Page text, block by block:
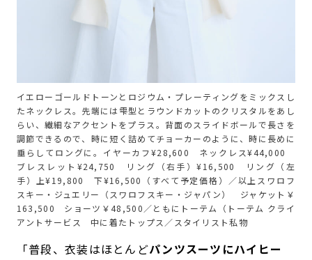
イエローゴールドトーンとロジウム・プレーティングをミックスし
たネックレス。先端には雫型とラウンドカットのクリスタルをあし
らい、繊細なアクセントをプラス。背面のスライドボールで長さを
調節できるので、時に短く詰めてチョーカーのように、時に長めに
垂らしてロングに。イヤーカフ¥28,600 ネックレス¥44,000
ブレスレット¥24,750 リング（右手）¥16,500 リング（左
手）上¥19,800 下¥16,500（すべて予定価格）／以上スワロフ
スキー・ジュエリー（スワロフスキー・ジャパン） ジャケット￥
163,500 ショーツ￥48,500／ともにトーテム（トーテム クライ
アントサービス 中に着たトップス／スタイリスト私物
「普段、衣装はほとんどパンツスーツにハイヒー